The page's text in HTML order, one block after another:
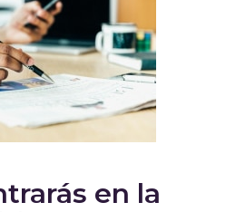
en la